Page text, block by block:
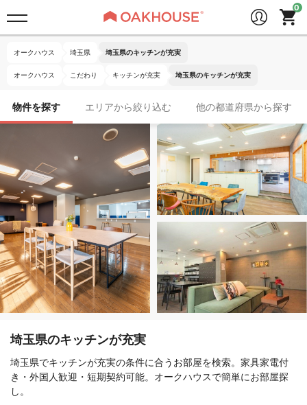
オークハウス 埼玉県 埼玉県のキッチンが充実
オークハウス こだわり キッチンが充実 埼玉県のキッチンが充実
物件を探す エリアから絞り込む 他の都道府県から探す
埼玉県のキッチンが充実
埼玉県でキッチンが充実の条件に合うお部屋を検索。家具家電付
き・外国人歓迎・短期契約可能。オークハウスで簡単にお部屋探
し。